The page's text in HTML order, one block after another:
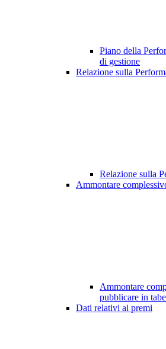
Piano della
di gestione
Relazione sulla
Relazione sulla
Ammontare
Ammontare
pubblicare in
Dati relativi ai premi